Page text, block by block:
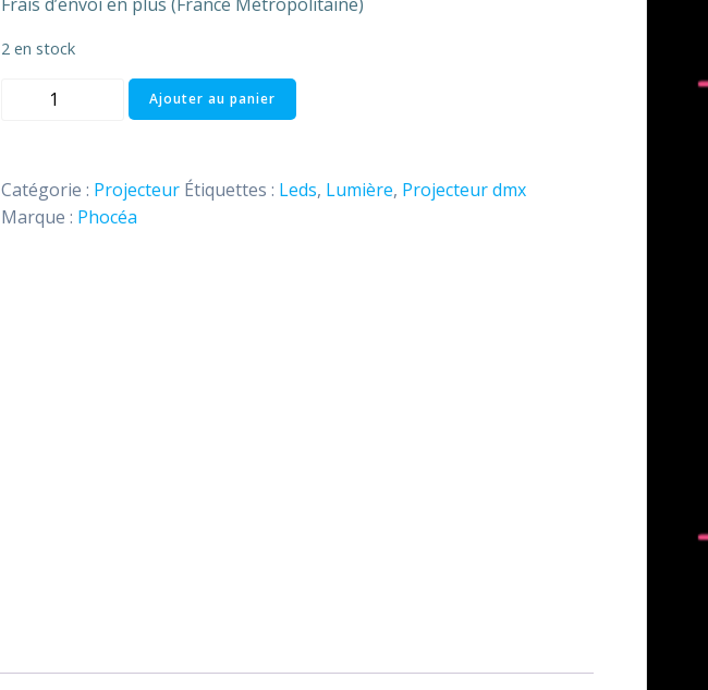
2 en stock
quantité
7
x
Ajouter au panier
Catégorie : Projecteur Étiquettes : Leds, Lumière, Projecteur dmx
Marque : Phocéa